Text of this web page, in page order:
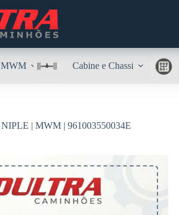
MWM Cabine e Chassi
NIPLE | MWM | 961003550034E